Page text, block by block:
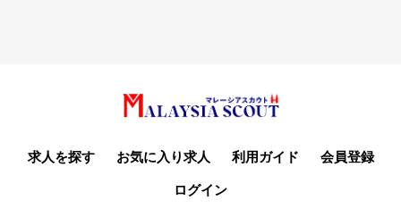
求人を探す お気に入り求人 利用ガイド
会員登録
ログイン